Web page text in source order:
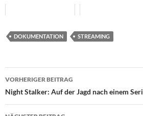
DOKUMENTATION STREAMING
Beitragsnavigation
VORHERIGER BEITRAG
Night Stalker: Auf der Jagd nach einem